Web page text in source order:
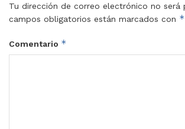
Tu dirección de correo electrónico no será
campos obligatorios están marcados con *
Comentario *